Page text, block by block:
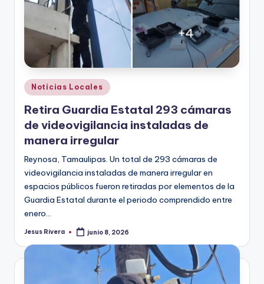
Publicado
en
Noticias Locales
Retira Guardia Estatal 293 cámaras
de videovigilancia instaladas de
manera irregular
Reynosa, Tamaulipas. Un total de 293 cámaras de
videovigilancia instaladas de manera irregular en
espacios públicos fueron retiradas por elementos de la
Guardia Estatal durante el periodo comprendido entre
enero…
Publicado
Jesus Rivera junio 8, 2026